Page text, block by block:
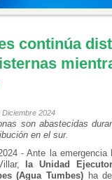
continúa
Diciembre 2024
son abastecidas
en el sur.
- Ante la
la Unidad
(Agua Tumbes)ha